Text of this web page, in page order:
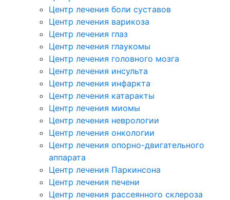
Центр лечения боли суставов
Центр лечения варикоза
Центр лечения глаз
Центр лечения глаукомы
Центр лечения головного мозга
Центр лечения инсульта
Центр лечения инфаркта
Центр лечения катаракты
Центр лечения миомы
Центр лечения неврологии
Центр лечения онкологии
Центр лечения опорно-двигательного
аппарата
Центр лечения Паркинсона
Центр лечения печени
Центр лечения рассеянного склероза